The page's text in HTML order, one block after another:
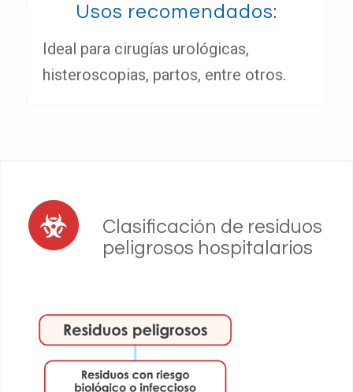
Usos recomendados:
Ideal para cirugías urológicas,
histeroscopias, partos, entre otros.
Clasificación de residuos
peligrosos hospitalarios